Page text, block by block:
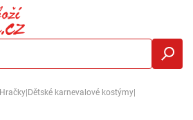
Hračky Dětské karnevalové kostýmy